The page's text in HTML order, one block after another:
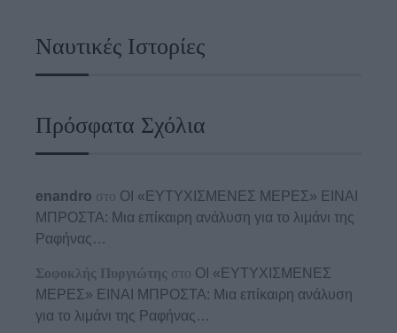
Ναυτικές Ιστορίες
Πρόσφατα Σχόλια
enandro στο ΟΙ «ΕΥΤΥΧΙΣΜΕΝΕΣ ΜΕΡΕΣ» ΕΙΝΑΙ
ΜΠΡΟΣΤΑ: Μια επίκαιρη ανάλυση για το λιμάνι της
Ραφήνας…
Σοφοκλής Πυργιώτης στο ΟΙ «ΕΥΤΥΧΙΣΜΕΝΕΣ
ΜΕΡΕΣ» ΕΙΝΑΙ ΜΠΡΟΣΤΑ: Μια επίκαιρη ανάλυση
για το λιμάνι της Ραφήνας…